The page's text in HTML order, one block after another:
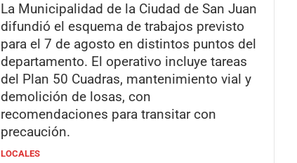
La Municipalidad de la Ciudad de San Juan
difundió el esquema de trabajos previsto
para el 7 de agosto en distintos puntos del
departamento. El operativo incluye tareas
del Plan 50 Cuadras, mantenimiento vial y
demolición de losas, con
recomendaciones para transitar con
precaución.
LOCALES